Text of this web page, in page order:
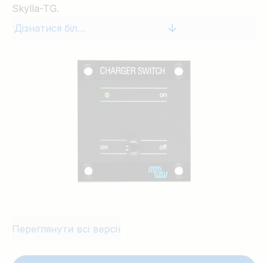
Skylla-TG.
Дізнатися більше
Переглянути всі версії